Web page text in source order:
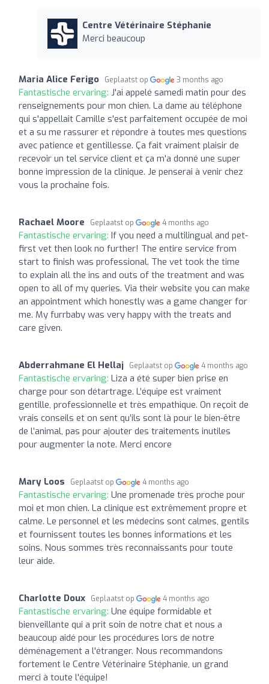
Centre Vétérinaire Stéphanie
Merci beaucoup
Maria Alice Ferigo Geplaatst op 3 months ago
Fantastische ervaring: J'ai appelé samedi matin pour des
renseignements pour mon chien. La dame au téléphone
qui s'appellait Camille s'est parfaitement occupée de moi
et a su me rassurer et répondre à toutes mes questions
avec patience et gentillesse. Ça fait vraiment plaisir de
recevoir un tel service client et ça m'a donné une super
bonne impression de la clinique. Je penserai à venir chez
vous la prochaine fois.
Rachael Moore Geplaatst op 4 months ago
Fantastische ervaring: If you need a multilingual and pet-
first vet then look no further! The entire service from
start to finish was professional. The vet took the time
to explain all the ins and outs of the treatment and was
open to all of my queries. Via their website you can make
an appointment which honestly was a game changer for
me. My furrbaby was very happy with the treats and
care given.
Abderrahmane El Hellaj Geplaatst op 4 months ago
Fantastische ervaring: Liza a été super bien prise en
charge pour son détartrage. L’équipe est vraiment
gentille, professionnelle et très empathique. On reçoit de
vrais conseils et on sent qu’ils sont là pour le bien-être
de l’animal, pas pour ajouter des traitements inutiles
pour augmenter la note. Merci encore
Mary Loos Geplaatst op 4 months ago
Fantastische ervaring: Une promenade très proche pour
moi et mon chien. La clinique est extrêmement propre et
calme. Le personnel et les médecins sont calmes, gentils
et fournissent toutes les bonnes informations et les
soins. Nous sommes très reconnaissants pour toute
leur aide.
Charlotte Doux Geplaatst op 4 months ago
Fantastische ervaring: Une équipe formidable et
bienveillante qui a prit soin de notre chat et nous a
beaucoup aidé pour les procédures lors de notre
déménagement a l'étranger. Nous recommandons
fortement le Centre Vétérinaire Stéphanie, un grand
merci à toute l'équipe!